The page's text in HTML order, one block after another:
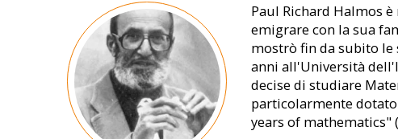
Image
Paul Richard Halmos
emigrare con la sua
mostrò fin da subito le
anni all'Università
decise di studiare
particolarmente
years of mathematics"